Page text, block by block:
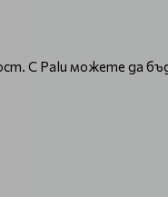
С Palu можете да